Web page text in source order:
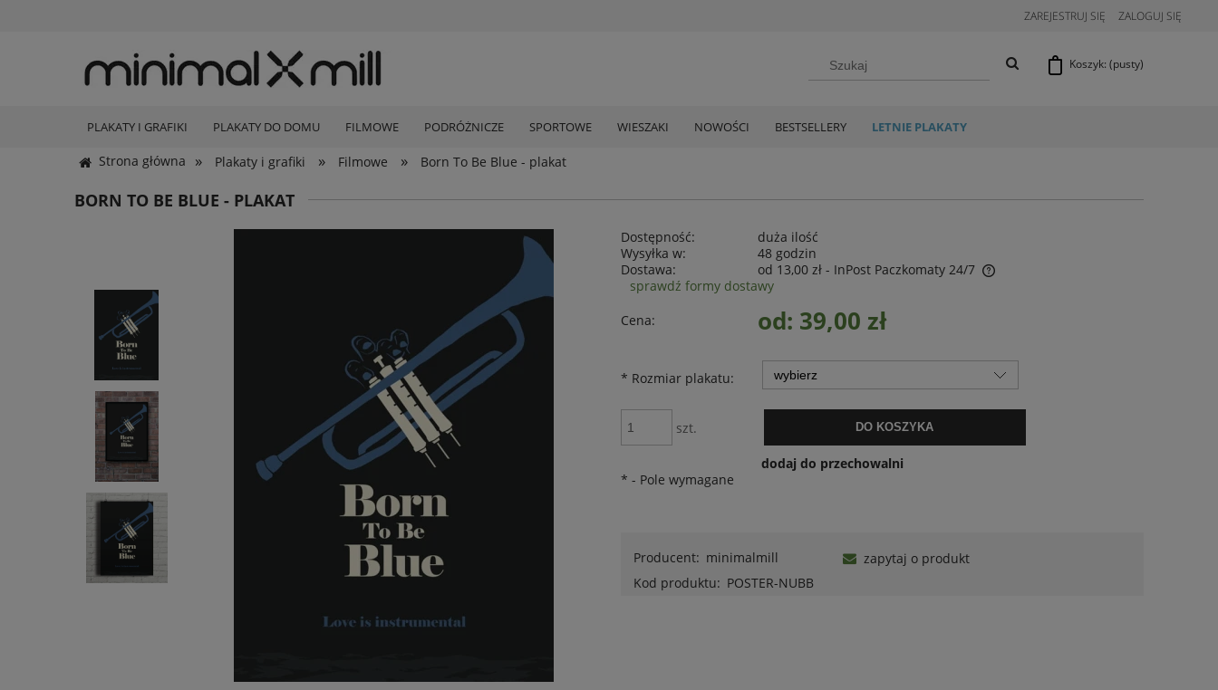
ZAREJESTRUJ SIĘ ZALOGUJ SIĘ
Koszyk: (pusty)
PLAKATY I GRAFIKI PLAKATY DO DOMU FILMOWE PODRÓŻNICZE SPORTOWE WIESZAKI NOWOŚCI BESTSELLERY LETNIE PLAKATY
Strona główna » Plakaty i grafiki » Filmowe » Born To Be Blue - plakat
BORN TO BE BLUE - PLAKAT
Dostępność:
duża ilość
Wysyłka w:
48 godzin
Dostawa:
od 13,00 zł - InPost Paczkomaty 24/7
sprawdź formy dostawy
Cena:
od: 39,00 zł
* Rozmiar plakatu:
szt. DO KOSZYKA
dodaj do przechowalni
* - Pole wymagane
Producent: minimalmill
Kod produktu: POSTER-NUBB
zapytaj o produkt